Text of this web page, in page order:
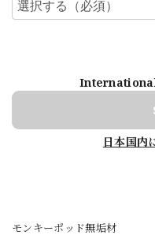
日本国内
モンキーポッド無垢材